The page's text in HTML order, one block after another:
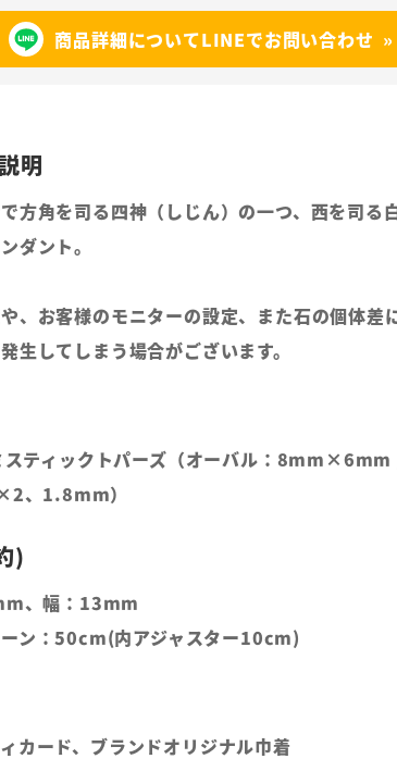
商品詳細についてLINEでお問い合わせ
方角を司る四神（しじん）の一つ、西を司る
ダント。
、お客様のモニターの設定、また石の個体差
生してしまう場合がございます。
ティックトパーズ（オーバル：8mm×6mm
、1.8mm）
、幅：13mm
ン：50cm(内アジャスター10cm)
カード、ブランドオリジナル巾着